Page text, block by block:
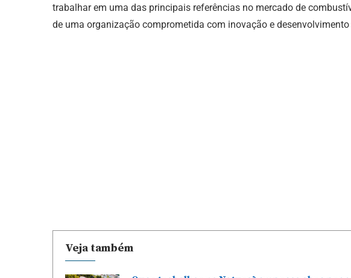
trabalhar em uma das principais referências no mercado de
de uma organização comprometida com inovação e
Veja também